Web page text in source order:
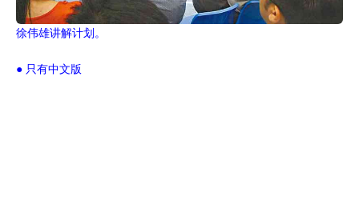
徐伟雄讲解计划。
● 只有中文版